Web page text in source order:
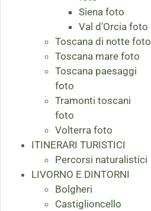
Siena foto
Val d'Orcia foto
Toscana di notte foto
Toscana mare foto
Toscana paesaggi
foto
Tramonti toscani
foto
Volterra foto
ITINERARI TURISTICI
Percorsi naturalistici
LIVORNO E DINTORNI
Bolgheri
Castiglioncello